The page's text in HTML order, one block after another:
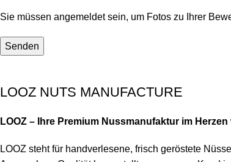
Sie müssen angemeldet sein, um Fotos zu Ihrer
LOOZ NUTS MANUFACTURE
LOOZ – Ihre Premium Nussmanufaktur im
LOOZ steht für handverlesene, frisch geröstete